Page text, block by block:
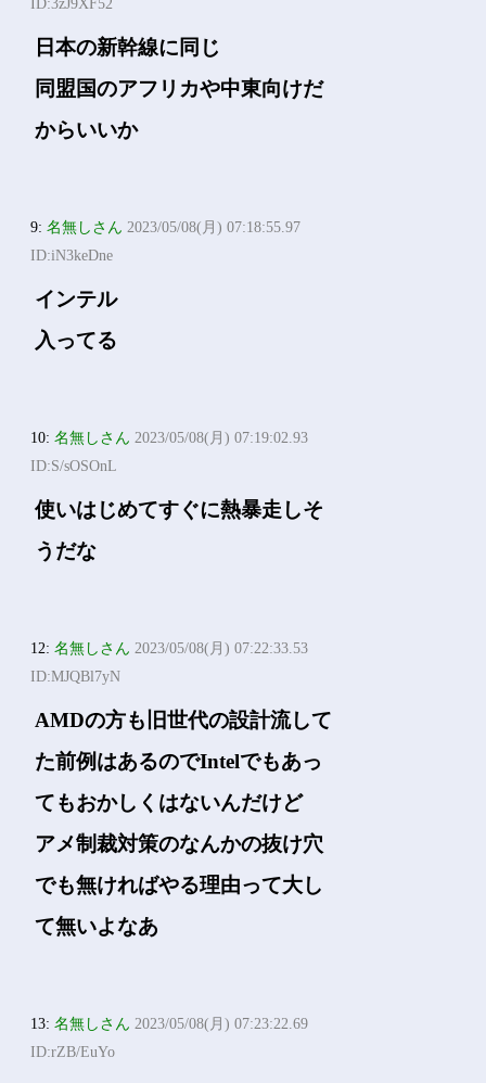
ID:3zJ9XF52
日本の新幹線に同じ
同盟国のアフリカや中東向けだ
からいいか
9:名無しさん 2023/05/08(月) 07:18:55.97
ID:iN3keDne
インテル
入ってる
10:名無しさん 2023/05/08(月) 07:19:02.93
ID:S/sOSOnL
使いはじめてすぐに熱暴走しそ
うだな
12:名無しさん 2023/05/08(月) 07:22:33.53
ID:MJQBl7yN
AMDの方も旧世代の設計流して
た前例はあるのでIntelでもあっ
てもおかしくはないんだけど
アメ制裁対策のなんかの抜け穴
でも無ければやる理由って大し
て無いよなあ
13:名無しさん 2023/05/08(月) 07:23:22.69
ID:rZB/EuYo